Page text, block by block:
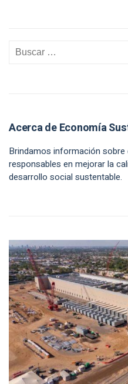
Acerca de Economía
Brindamos información
responsables en mejorar la
desarrollo social sustentable.